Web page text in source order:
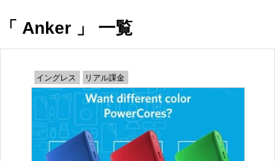
「 Anker 」 一覧
イングレス リアル課金